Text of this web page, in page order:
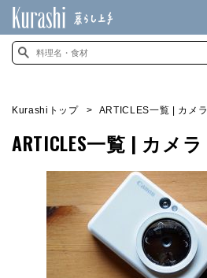
Kurashiトップ ARTICLES一覧 | カメラ
ARTICLES一覧 | カメラ